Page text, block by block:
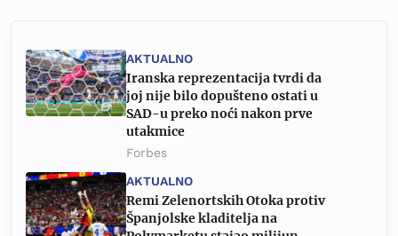
AKTUALNO
Iranska reprezentacija tvrdi da
joj nije bilo dopušteno ostati u
SAD-u preko noći nakon prve
utakmice
Forbes
AKTUALNO
Remi Zelenortskih Otoka protiv
Španjolske kladitelja na